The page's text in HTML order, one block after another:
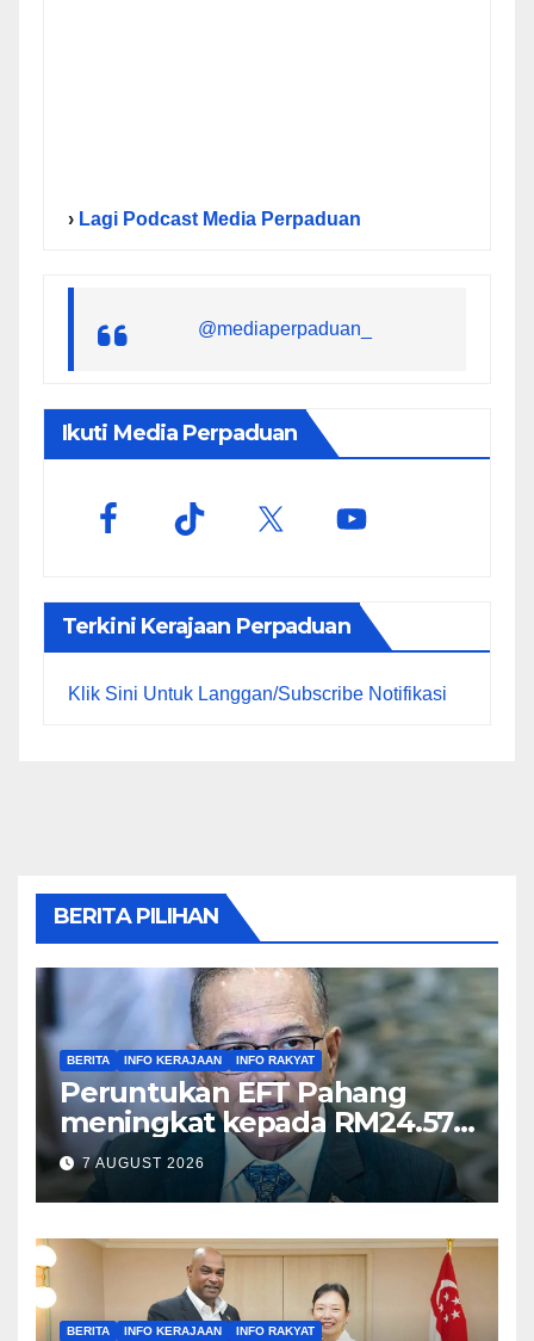
› Lagi Podcast Media Perpaduan
@mediaperpaduan_
Ikuti Media Perpaduan
Terkini Kerajaan Perpaduan
Klik Sini Untuk Langgan/Subscribe Notifikasi
BERITA PILIHAN
BERITA INFO KERAJAAN INFO RAKYAT
Peruntukan EFT Pahang
meningkat kepada RM24.57
juta tahun ini – Wan Rosdy
7 AUGUST 2026
BERITA INFO KERAJAAN INFO RAKYAT